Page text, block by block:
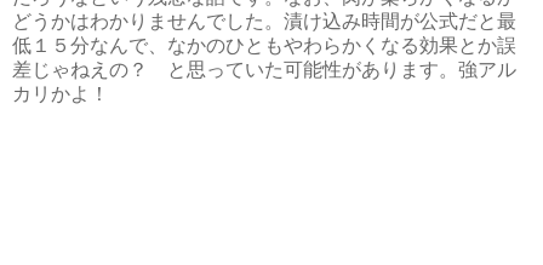
どうかはわかりませんでした。漬け込み時間が公式だと最
低１５分なんで、なかのひともやわらかくなる効果とか誤
差じゃねえの？ と思っていた可能性があります。強アル
カリかよ！